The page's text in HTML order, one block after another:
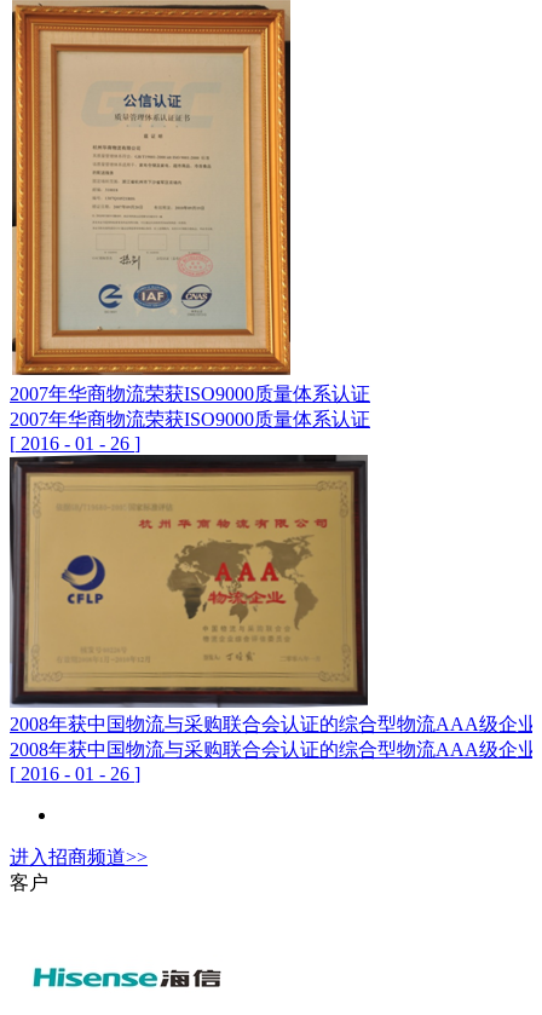
2007年华商物流荣获ISO9000质量体系认证
2007年华商物流荣获ISO9000质量体系认证
[ 2016 - 01 - 26 ]
2008年获中国物流与采购联合会认证的综合型物流AAA级企业
2008年获中国物流与采购联合会认证的综合型物流AAA级企业
[ 2016 - 01 - 26 ]
进入招商频道>>
客户